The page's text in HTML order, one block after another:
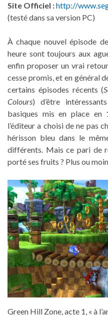
Site Officiel :http://
(testé dans sa version PC)
À chaque nouvel épisode de
heure sont toujours aux
enfin proposer un vrai
cesse promis, et en général
certains épisodes récents (
Colours) d’être
basiques mis en place
l’éditeur a choisi de ne pas
hérisson bleu dans le
différents. Mais ce pari de
porté ses fruits ? Plus ou
Green Hill Zone, acte 1, « à